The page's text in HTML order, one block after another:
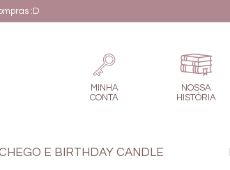
:D
MINHA
CONTA
NOSSA
HISTÓRIA
E BIRTHDAY CANDLE